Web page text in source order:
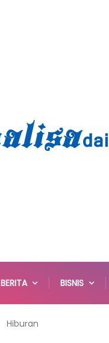
BERITA BISNIS
Hiburan